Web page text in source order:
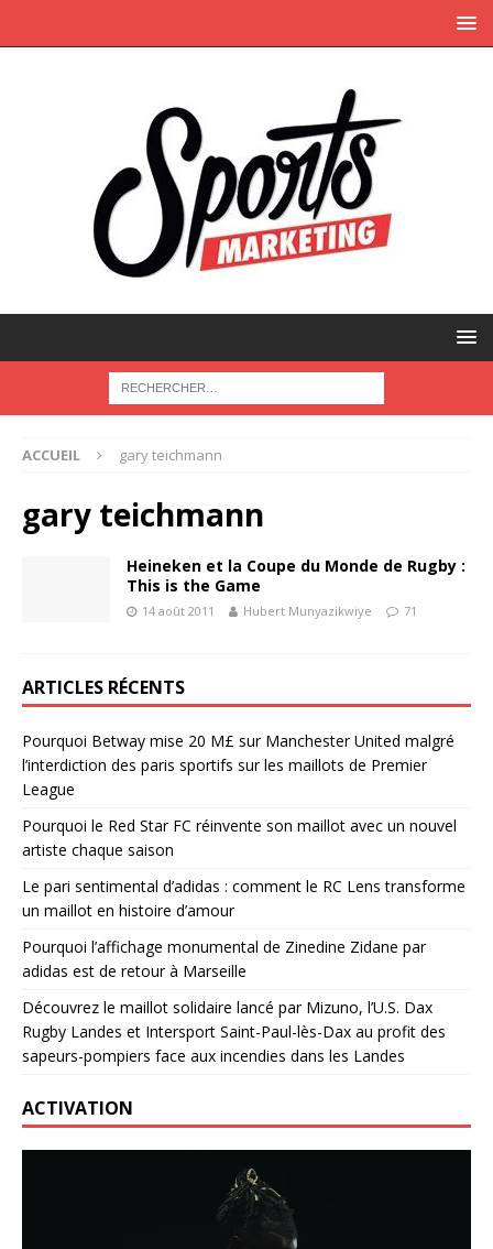
ACCUEIL gary teichmann
gary teichmann
Heineken et la Coupe du Monde de Rugby :
This is the Game
14 août 2011 Hubert Munyazikwiye 71
ARTICLES RÉCENTS
Pourquoi Betway mise 20 M£ sur Manchester United malgré
l’interdiction des paris sportifs sur les maillots de Premier
League
Pourquoi le Red Star FC réinvente son maillot avec un nouvel
artiste chaque saison
Le pari sentimental d’adidas : comment le RC Lens transforme
un maillot en histoire d’amour
Pourquoi l’affichage monumental de Zinedine Zidane par
adidas est de retour à Marseille
Découvrez le maillot solidaire lancé par Mizuno, l’U.S. Dax
Rugby Landes et Intersport Saint-Paul-lès-Dax au profit des
sapeurs-pompiers face aux incendies dans les Landes
ACTIVATION